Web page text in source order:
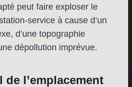
peut faire exploser le
service à cause d’un
d’une topographie
dépollution imprévue.
de l’emplacement